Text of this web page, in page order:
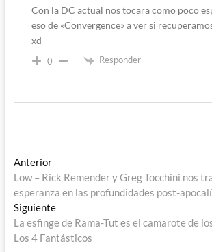
Con la DC actual nos tocara como poco
eso de «Convergence» a ver si
xd
0 Responder
Navegación
de
entradas
AnteriorEntrada
anterior:
Low – Rick Remender y Greg Tocchini nos
esperanza en las profundidades post-
SiguienteEntrada
siguiente:
La esfinge de Rama-Tut es el camarote de
Los 4 Fantásticos